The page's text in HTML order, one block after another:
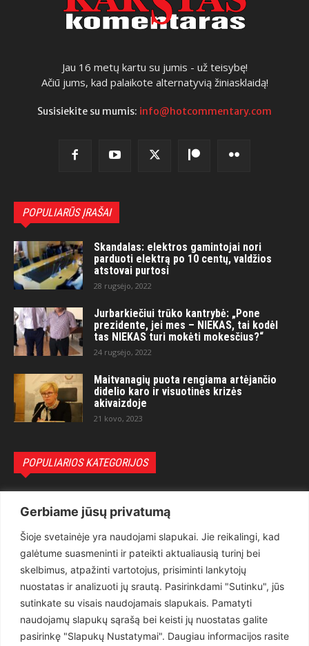
Gerbiame jūsų privatumą
Šioje svetainėje yra naudojami slapukai. Jie reikalingi, kad
galėtume suasmeninti ir pateikti aktualiausią turinį bei
skelbimus, atpažinti vartotojus, prisiminti lankytojų
nuostatas ir analizuoti jų srautą. Pasirinkdami "Sutinku", jūs
sutinkate su visais naudojamais slapukais. Pamatyti
naudojamų slapukų sąrašą bei keisti jų nuostatas galite
pasirinkę "Slapukų Nustatymai". Daugiau informacijos rasite
Jau 16 metų kartu su jumis - už teisybę!
Ačiū jums, kad palaikote alternatyvią žiniasklaidą!
Susisiekite su mumis: info@hotcommentary.com
POPULIARŪS ĮRAŠAI
Skandalas: elektros gamintojai nori
parduoti elektrą po 10 centų, valdžios
atstovai purtosi
28 rugsėjo, 2022
Jurbarkiečiui trūko kantrybė: „Pone
prezidente, jei mes – NIEKAS, tai kodėl
tas NIEKAS turi mokėti mokesčius?“
24 rugsėjo, 2022
Maitvanagių puota rengiama artėjančio
didelio karo ir visuotinės krizės
akivaizdoje
21 kovo, 2023
POPULIARIOS KATEGORIJOS
Teisėsauga
1497
Aktualu
Lietuva
619
Pasaulis
Статьи на русском